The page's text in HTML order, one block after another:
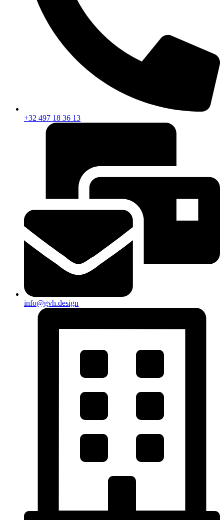
+32 497 18 36 13
info@gvh.design